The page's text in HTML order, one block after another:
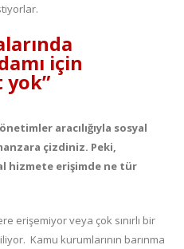
için
aracılığıyla sosyal
çizdiniz. Peki,
hizmete erişimde ne tür
erişemiyor veya çok sınırlı bir
Kamu kurumlarının barınma